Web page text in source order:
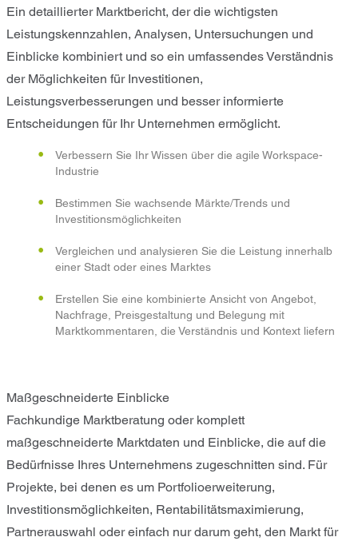
Ein detaillierter Marktbericht, der die wichtigsten
Leistungskennzahlen, Analysen, Untersuchungen und
Einblicke kombiniert und so ein umfassendes Verständnis
der Möglichkeiten für Investitionen,
Leistungsverbesserungen und besser informierte
Entscheidungen für Ihr Unternehmen ermöglicht.
Verbessern Sie Ihr Wissen über die agile Workspace-
Industrie
Bestimmen Sie wachsende Märkte/Trends und
Investitionsmöglichkeiten
Vergleichen und analysieren Sie die Leistung innerhalb
einer Stadt oder eines Marktes
Erstellen Sie eine kombinierte Ansicht von Angebot,
Nachfrage, Preisgestaltung und Belegung mit
Marktkommentaren, die Verständnis und Kontext liefern
Maßgeschneiderte Einblicke
Fachkundige Marktberatung oder komplett
maßgeschneiderte Marktdaten und Einblicke, die auf die
Bedürfnisse Ihres Unternehmens zugeschnitten sind. Für
Projekte, bei denen es um Portfolioerweiterung,
Investitionsmöglichkeiten, Rentabilitätsmaximierung,
Partnerauswahl oder einfach nur darum geht, den Markt für